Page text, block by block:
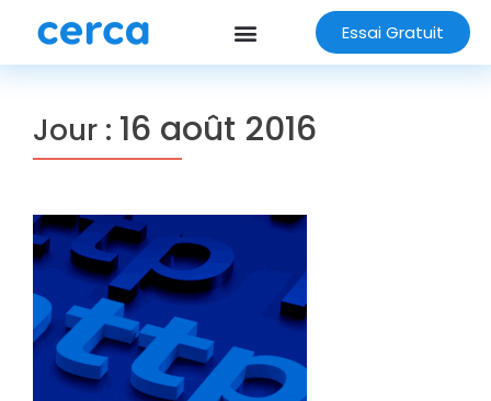
Essai Gratuit
Jour : 16 août 2016